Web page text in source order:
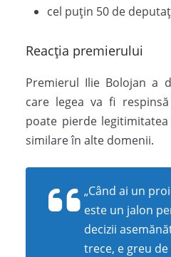
cel puțin 50 de
Reacția premierului
Premierul Ilie Bolojan a
care legea va fi
poate pierde
similare în alte domenii.
„Când ai un
este un jalon
decizii
trece, e greu